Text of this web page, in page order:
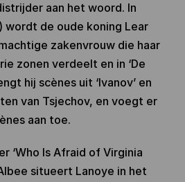
aan het woord. In
wordt de oude koning Lear
zakenvrouw die haar
zonen verdeelt en in ‘De
hij scènes uit ‘Ivanov’ en
van Tsjechov, en voegt er
aan toe.
‘Who Is Afraid of Virginia
situeert Lanoye in het